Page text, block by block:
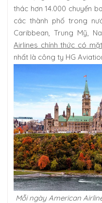
thác hơn 14.000 chuyến
các thành phố trong
Caribbean, Trung Mỹ,
Airlines chính thức có
nhất là công ty HG
Mỗi ngày American